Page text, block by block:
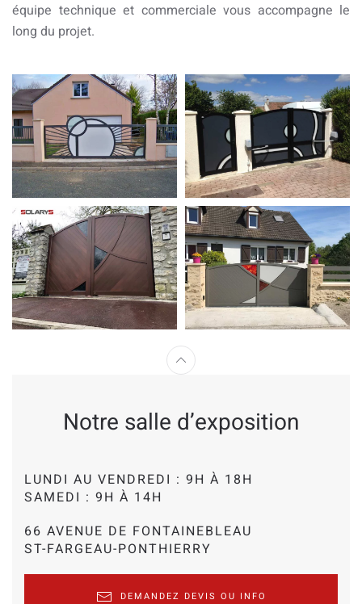
équipe technique et commerciale vous accompagne le
long du projet.
Notre salle d’exposition
LUNDI AU VENDREDI : 9H À 18H
SAMEDI : 9H À 14H
66 AVENUE DE FONTAINEBLEAU
ST-FARGEAU-PONTHIERRY
DEMANDEZ DEVIS OU INFO